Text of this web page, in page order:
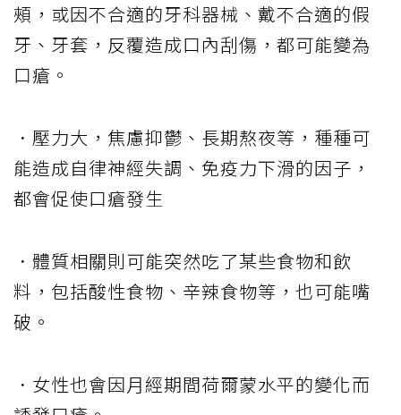
頰，或因不合適的牙科器械、戴不合適的假
牙、牙套，反覆造成口內刮傷，都可能變為
口瘡。
．壓力大，焦慮抑鬱、長期熬夜等，種種可
能造成自律神經失調、免疫力下滑的因子，
都會促使口瘡發生
．體質相關則可能突然吃了某些食物和飲
料，包括酸性食物、辛辣食物等，也可能嘴
破。
．女性也會因月經期間荷爾蒙水平的變化而